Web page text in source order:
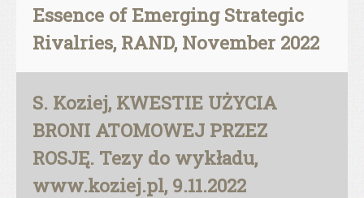
Essence of Emerging Strategic
Rivalries, RAND, November 2022
S. Koziej, KWESTIE UŻYCIA
BRONI ATOMOWEJ PRZEZ
ROSJĘ. Tezy do wykładu,
www.koziej.pl, 9.11.2022